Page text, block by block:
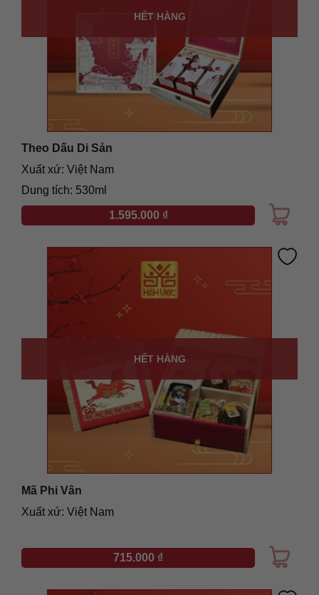
HẾT HÀNG
Xuất xứ: Việt Nam
Dung tích: 530ml
Theo Dấu Di Sản
1.595.000 ₫
HẾT HÀNG
Xuất xứ: Việt Nam
Mã Phi Vân
715.000 ₫